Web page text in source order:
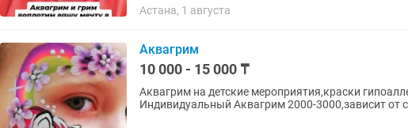
Астана, 1 августа
Аквагрим
10 000 - 15 000 ₸
Аквагрим на детские мероприятия,краски
Индивидуальный Аквагрим 2000-3000,зависит от